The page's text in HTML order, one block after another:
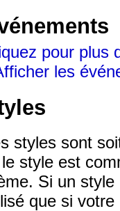
pour plus
les
styles sont
style est
Si un
que si